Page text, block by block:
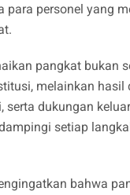
para personel yang
pangkat bukan
melainkan hasil
serta dukungan
setiap
bahwa